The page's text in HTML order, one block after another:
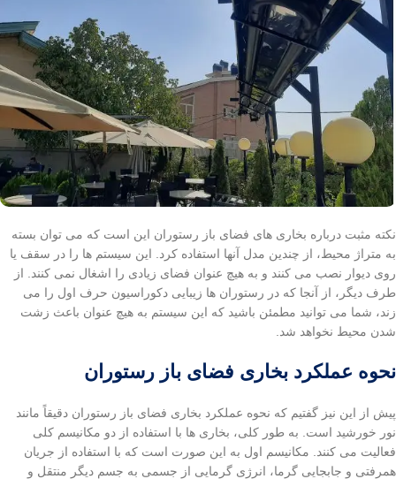
نکته مثبت درباره بخاری های فضای باز رستوران این است که می توان بسته
به متراژ محیط، از چندین مدل آنها استفاده کرد. این سیستم ها را در سقف یا
روی دیوار نصب می کنند و به هیچ عنوان فضای زیادی را اشغال نمی کنند. از
طرف دیگر، از آنجا که در رستوران ها زیبایی دکوراسیون حرف اول را می
زند، شما می توانید مطمئن باشید که این سیستم به هیچ عنوان باعث زشت
شدن محیط نخواهد شد.
نحوه عملکرد بخاری فضای باز رستوران
پیش از این نیز گفتیم که نحوه عملکرد بخاری فضای باز رستوران دقیقاً مانند
نور خورشید است. به طور کلی، بخاری ها با استفاده از دو مکانیسم کلی
فعالیت می کنند. مکانیسم اول به این صورت است که با استفاده از جریان
همرفتی و جابجایی گرما، انرژی گرمایی از جسمی به جسم دیگر منتقل و